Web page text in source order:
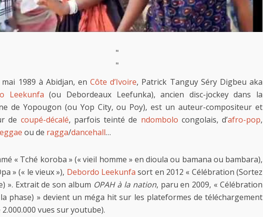
"
"
1989 à Abidjan, enCôte d’Ivoire, Patrick Tanguy Séry Digbeu aka
Leekunfa (ou Debordeaux Leefunka), ancien disc-jockey dans la
de Yopougon (ou Yop City, ou Poy), est un auteur-compositeur et
de coupé-décalé, parfois teinté de ndombolo congolais, d’afro-pop,
ou de ragga/dancehall…
« Tché koroba » (« vieil homme » en dioula ou bamana ou bambara),
» (« le vieux »), Debordo Leekunfa sort en 2012 « Célébration (Sortez
». Extrait de son album OPAH à la nation, paru en 2009, « Célébration
phase) » devient un méga hit sur les plateformes de téléchargement
vues sur youtube).